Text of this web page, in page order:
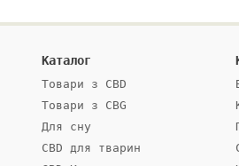
Каталог
Товари з СBD
Товари з CBG
Для сну
CBD для тварин